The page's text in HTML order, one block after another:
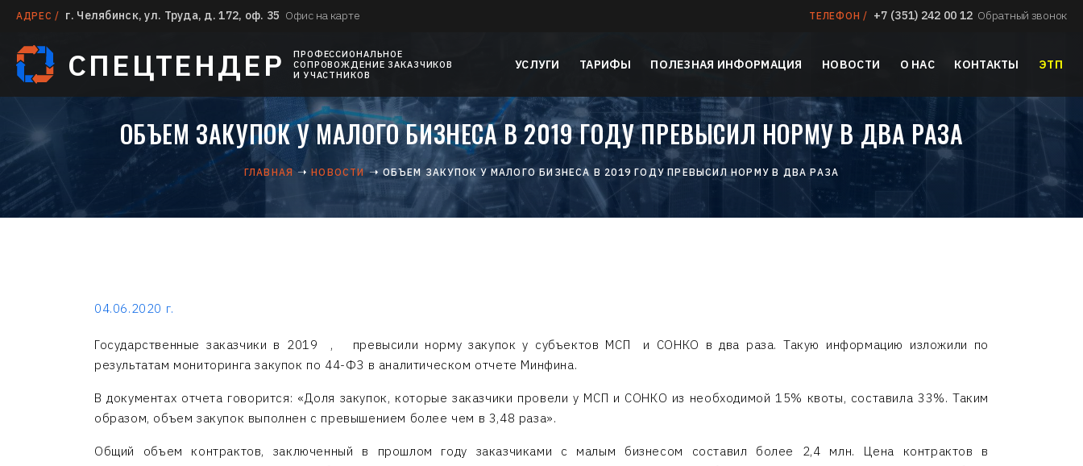
АДРЕС / г. Челябинск, ул. Труда, д. 172, оф. 35 Офис на карте ТЕЛЕФОН / +7 (351) 242 00 12 Обратный звонок
СПЕЦТЕНДЕР
ПРОФЕССИОНАЛЬНОЕ
СОПРОВОЖДЕНИЕ ЗАКАЗЧИКОВ
И УЧАСТНИКОВ
УСЛУГИ ТАРИФЫ ПОЛЕЗНАЯ ИНФОРМАЦИЯ НОВОСТИ О НАС КОНТАКТЫ ЭТП
ОБЪЕМ ЗАКУПОК У МАЛОГО БИЗНЕСА В 2019 ГОДУ ПРЕВЫСИЛ НОРМУ В ДВА РАЗА
ГЛАВНАЯ НОВОСТИ ОБЪЕМ ЗАКУПОК У МАЛОГО БИЗНЕСА В 2019 ГОДУ ПРЕВЫСИЛ НОРМУ В ДВА РАЗА
04.06.2020 г.
Государственные заказчики в 2019 , превысили норму закупок у субъектов МСП и СОНКО в два раза. Такую информацию изложили по
результатам мониторинга закупок по 44-ФЗ в аналитическом отчете Минфина.
В документах отчета говорится: «Доля закупок, которые заказчики провели у МСП и СОНКО из необходимой 15% квоты, составила 33%. Таким
образом, объем закупок выполнен с превышением более чем в 3,48 раза».
Общий объем контрактов, заключенный в прошлом году заказчиками с малым бизнесом составил более 2,4 млн. Цена контрактов в